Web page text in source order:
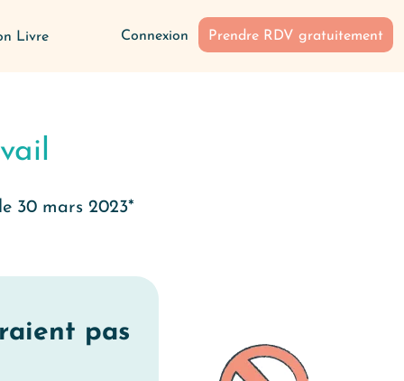
Livre Connexion Prendre RDV gratuitement
30 mars 2023*
pas